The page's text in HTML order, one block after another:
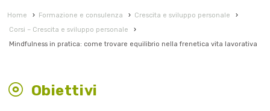
Home › Formazione e consulenza › Crescita e sviluppo personale
›
Corsi – Crescita e sviluppo personale
›
Mindfulness in pratica: come trovare equilibrio nella frenetica vita lavorativa
Obiettivi